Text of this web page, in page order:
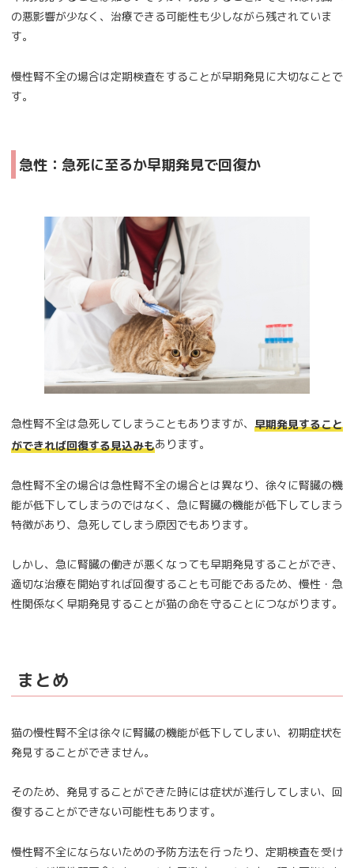
の悪影響が少なく、治療できる可能性も少しながら残されていま
す。
慢性腎不全の場合は定期検査をすることが早期発見に大切なことで
す。
急性：急死に至るか早期発見で回復か
急性腎不全は急死してしまうこともありますが、 早期発見すること
ができれば回復する見込みもあります。
急性腎不全の場合は急性腎不全の場合とは異なり、徐々に腎臓の機
能が低下してしまうのではなく、急に腎臓の機能が低下してしまう
特徴があり、急死してしまう原因でもあります。
しかし、急に腎臓の働きが悪くなっても早期発見することができ、
適切な治療を開始すれば回復することも可能であるため、慢性・急
性関係なく早期発見することが猫の命を守ることにつながります。
まとめ
猫の慢性腎不全は徐々に腎臓の機能が低下してしまい、初期症状を
発見することができません。
そのため、発見することができた時には症状が進行してしまい、回
復することができない可能性もあります。
慢性腎不全にならないための予防方法を行ったり、定期検査を受け